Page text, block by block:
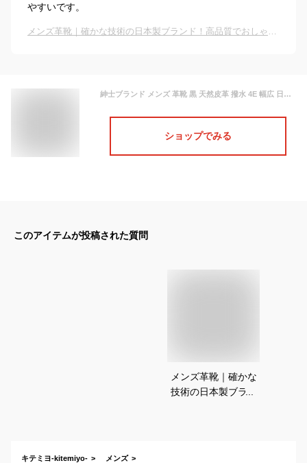
やすいです。
メンズ革靴｜確かな技術の日本製ブランド！高品質でおしゃれ靴のおすすめは？
紳士ブランド メンズ 革靴 黒 天然皮革 撥水 4E 幅広 日本製 抗菌防臭 軽量 通気性 ビッグサイズ 送料無料 5013
ショップでみる
このアイテムが投稿された質問
メンズ革靴｜確かな
技術の日本製ブラン
キテミヨ-kitemiyo- メンズ